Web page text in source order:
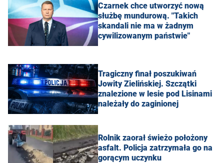
Czarnek chce utworzyć nową
służbę mundurową. "Takich
skandali nie ma w żadnym
cywilizowanym państwie"
Tragiczny finał poszukiwań
Jowity Zielińskiej. Szczątki
znalezione w lesie pod Lisinami
należały do zaginionej
Rolnik zaorał świeżo położony
asfalt. Policja zatrzymała go na
gorącym uczynku